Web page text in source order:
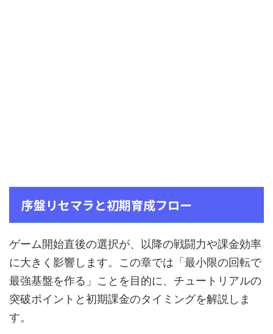
序盤リセマラと初期育成フロー
ゲーム開始直後の選択が、以降の戦闘力や課金効率
に大きく影響します。この章では「最小限の回転で
最強基盤を作る」ことを目的に、チュートリアルの
突破ポイントと初期課金のタイミングを解説しま
す。